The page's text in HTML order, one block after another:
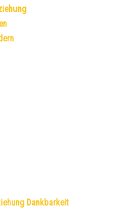
Dankbarkeit